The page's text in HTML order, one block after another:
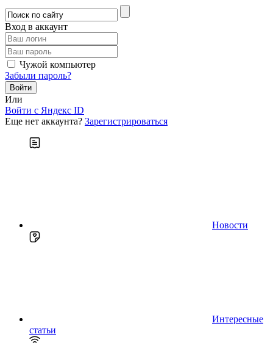
Вход в аккаунт
Чужой компьютер
Забыли пароль?
Или
Войти c Яндекс ID
Еще нет аккаунта? Зарегистрироваться
Новости
Интересные
статьи